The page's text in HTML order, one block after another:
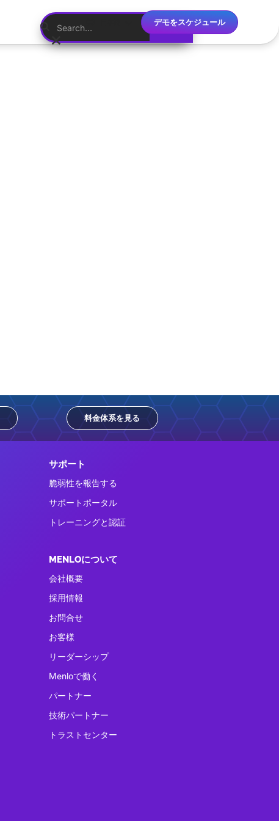
デモをスケジュール
料金体系を見る
サポート
脆弱性を報告する
サポートポータル
トレーニングと認証
MENLOについて
会社概要
採用情報
お問合せ
お客様
リーダーシップ
Menloで働く
パートナー
技術パートナー
トラストセンター